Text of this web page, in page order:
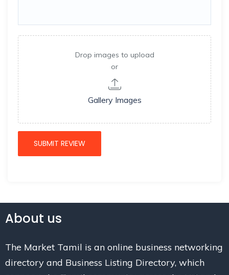
Drop images to upload
or
Gallery Images
About us
The Market Tamil is an online business networking
directory and Business Listing Directory, which